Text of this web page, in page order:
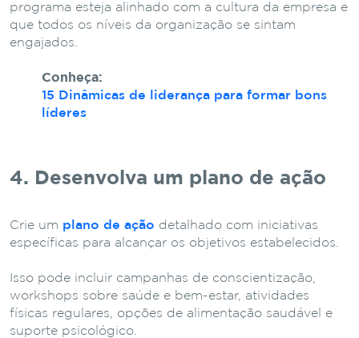
programa esteja alinhado com a cultura da empresa e
que todos os níveis da organização se sintam
engajados.
Conheça:
15 Dinâmicas de liderança para formar bons
líderes
4. Desenvolva um plano de ação
Crie um plano de ação detalhado com iniciativas
específicas para alcançar os objetivos estabelecidos.
Isso pode incluir campanhas de conscientização,
workshops sobre saúde e bem-estar, atividades
físicas regulares, opções de alimentação saudável e
suporte psicológico.